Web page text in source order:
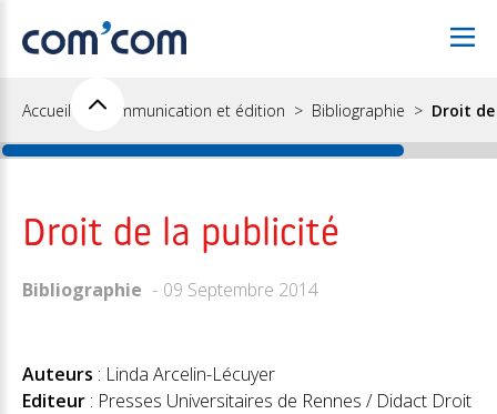
Accueil Communication et édition Bibliographie Droit
Droit de la publicité
Bibliographie 09 Septembre 2014
Auteurs : Linda Arcelin-Lécuyer
Editeur : Presses Universitaires de Rennes / Didact Droit